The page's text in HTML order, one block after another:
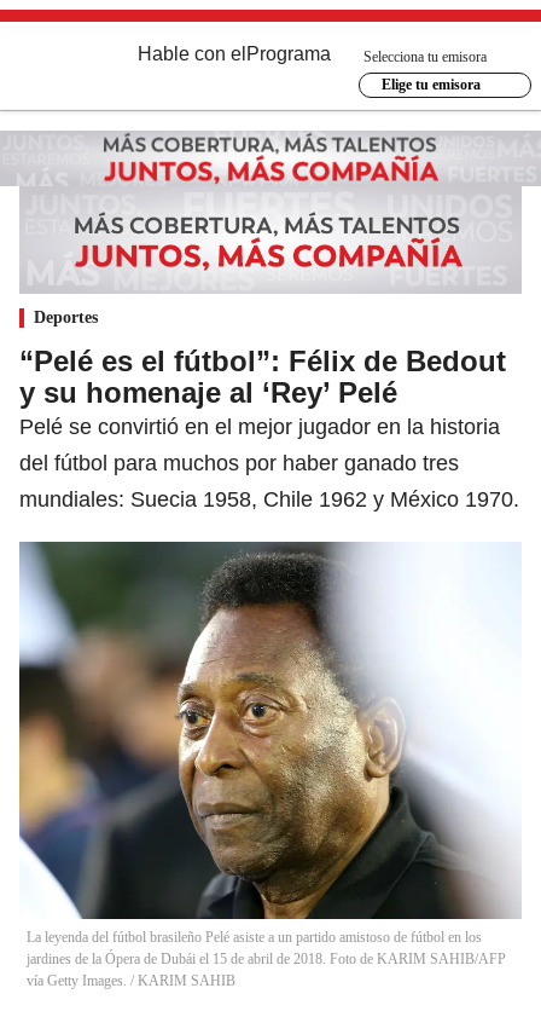
Hable con el Programa
Selecciona tu emisora
Elige tu emisora
Deportes
“Pelé es el fútbol”: Félix de Bedout
y su homenaje al ‘Rey’ Pelé
Pelé se convirtió en el mejor jugador en la historia
del fútbol para muchos por haber ganado tres
mundiales: Suecia 1958, Chile 1962 y México 1970.
La leyenda del fútbol brasileño Pelé asiste a un partido amistoso de fútbol en los
jardines de la Ópera de Dubái el 15 de abril de 2018. Foto de KARIM SAHIB/AFP
vía Getty Images. / KARIM SAHIB